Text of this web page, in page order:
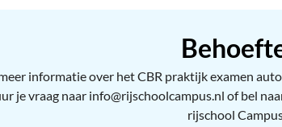
informatie over het CBR praktijk examen
je vraag naar info@rijschoolcampus.nl of bel
rijschool